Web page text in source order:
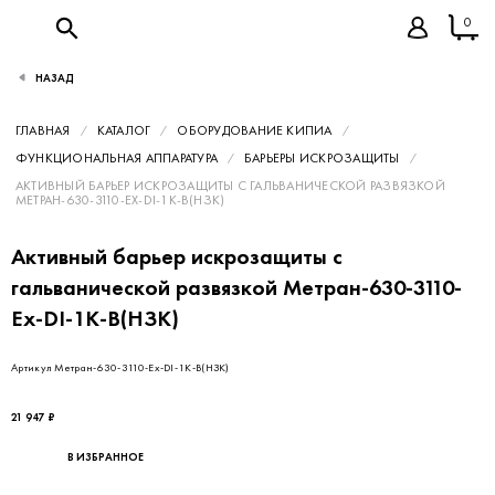
0
ГЛАВНАЯ КАТАЛОГ
ОБОРУДОВАНИЕ КИПИА
ФУНКЦИОНАЛЬНАЯ АППАРАТУРА
БАРЬЕРЫ ИСКРОЗАЩИТЫ
АКТИВНЫЙ БАРЬЕР ИСКРОЗАЩИТЫ С ГАЛЬВАНИЧЕСКОЙ РАЗВЯЗКОЙ
МЕТРАН-630-3110-EX-DI-1K-В(НЗК)
Активный барьер искрозащиты с
гальванической развязкой Метран-630-3110-
Ex-DI-1K-В(НЗК)
Артикул Метран-630-3110-Ex-DI-1K-В(НЗК)
21 947 ₽
В ИЗБРАННОЕ
НАЗАД